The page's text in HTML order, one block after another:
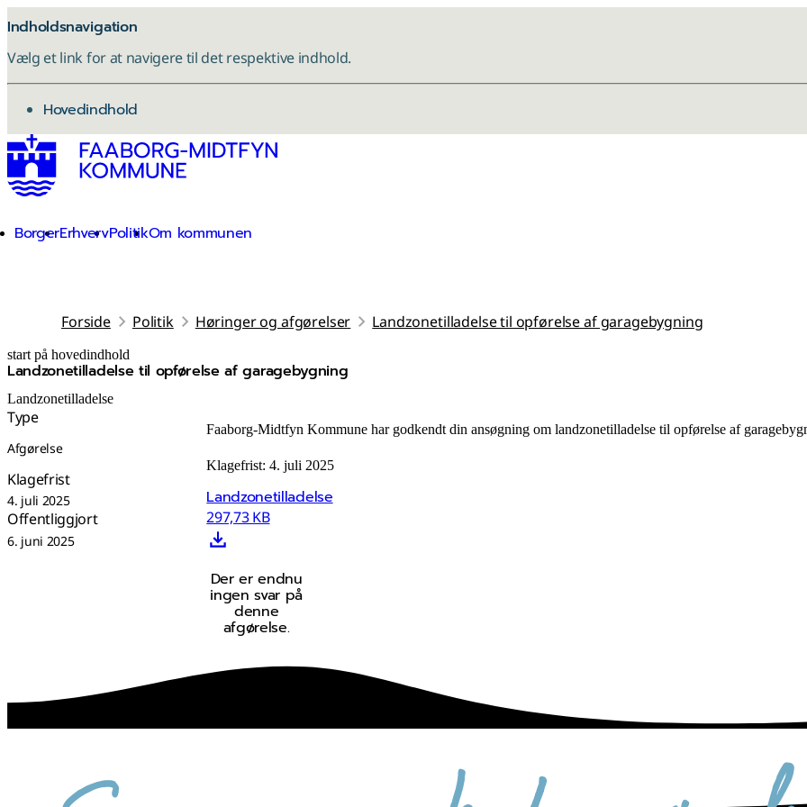
Indholdsnavigation
Vælg et link for at navigere til det respektive indhold.
gå til
Hovedindhold
BorgerErhvervPolitikOm kommunen
Forside Politik Høringer og afgørelser Landzonetilladelse til opførelse af garagebygning
start på hovedindhold
Landzonetilladelse til opførelse af garagebygning
senest opdateret 3. december 2025
Landzonetilladelse
Type
Afgørelse
Klagefrist
4. juli 2025
Offentliggjort
6. juni 2025
Faaborg-Midtfyn Kommune har godkendt din ansøgning om landzonetilladelse til opførelse af
Klagefrist: 4. juli 2025
Landzonetilladelse
297,73 KB
Der er endnu
ingen svar på
denne
afgørelse.